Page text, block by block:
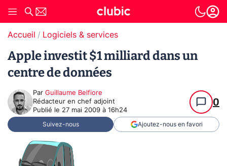
Accueil Logiciels & services
Apple investit $1 milliard dans un
centre de données
Par Guillaume Belfiore
Rédacteur en chef adjoint
Publié le 27 mai 2009 à 16h24
0
Suivez-nous Ajoutez-nous en favori